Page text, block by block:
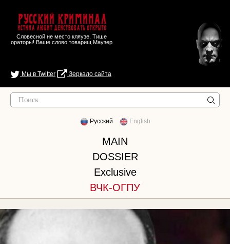
Русский Криминал
Истина любит действовать открыто
Словесной не место кляузе. Тише
ораторы! Ваше слово товарищ Маузер
Мы в Twitter Зеркало сайта
Русский English
MAIN
DOSSIER
Exclusive
ВЧК-ОГПУ